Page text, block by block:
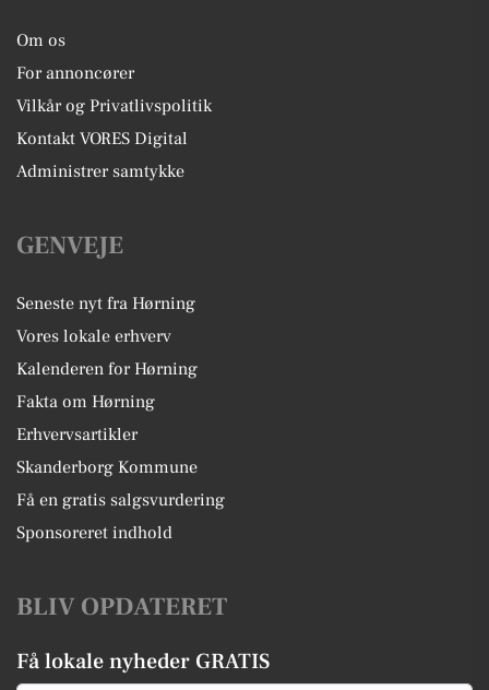
Om os
For annoncører
Vilkår og Privatlivspolitik
Kontakt VORES Digital
Administrer samtykke
GENVEJE
Seneste nyt fra Hørning
Vores lokale erhverv
Kalenderen for Hørning
Fakta om Hørning
Erhvervsartikler
Skanderborg Kommune
Få en gratis salgsvurdering
Sponsoreret indhold
BLIV OPDATERET
Få lokale nyheder GRATIS